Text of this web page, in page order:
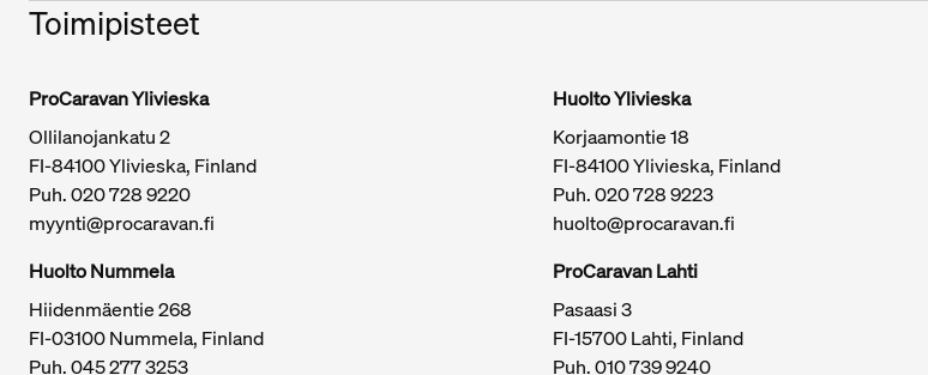
Tärkeitä linkkejä / sivukartta
Toimipisteet
ProCaravan Ylivieska
Ollilanojankatu 2
FI-84100 Ylivieska, Finland
Puh.020 728 9220
myynti@procaravan.fi
Huolto Ylivieska
Korjaamontie 18
FI-84100 Ylivieska, Finland
Puh.020 728 9223
huolto@procaravan.fi
Huolto Nummela
Hiidenmäentie 268
FI-03100 Nummela, Finland
Puh. 045 277 3253
ProCaravan Lahti
Pasaasi 3
FI-15700 Lahti, Finland
Puh.010 739 9240